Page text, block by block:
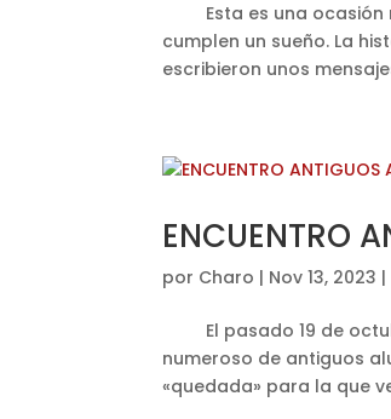
Esta es una ocasión
cumplen un sueño. La
escribieron unos
ENCUENTRO
por Charo | Nov 13, 2023 |
El pasado 19 de
numeroso de antiguos
«quedada» para la que